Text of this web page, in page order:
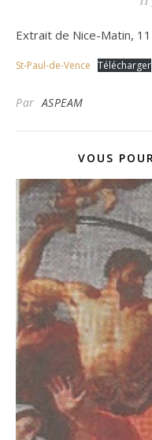
Extrait de Nice-Matin,
St-Paul-de-Vence Télécharger
ParASPEAM
VOUS